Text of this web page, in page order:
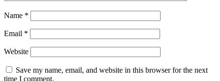
Name *
Email *
Website
Save my name, email, and website in this browser for the next
time I comment.